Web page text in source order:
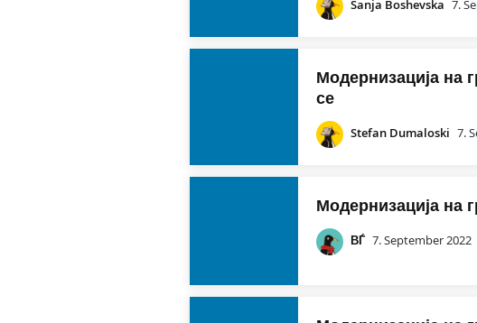
Sanja Boshevska 7.
Модернизација на
се
Stefan Dumaloski 7.
Модернизација на
ВЃ 7. September 2022